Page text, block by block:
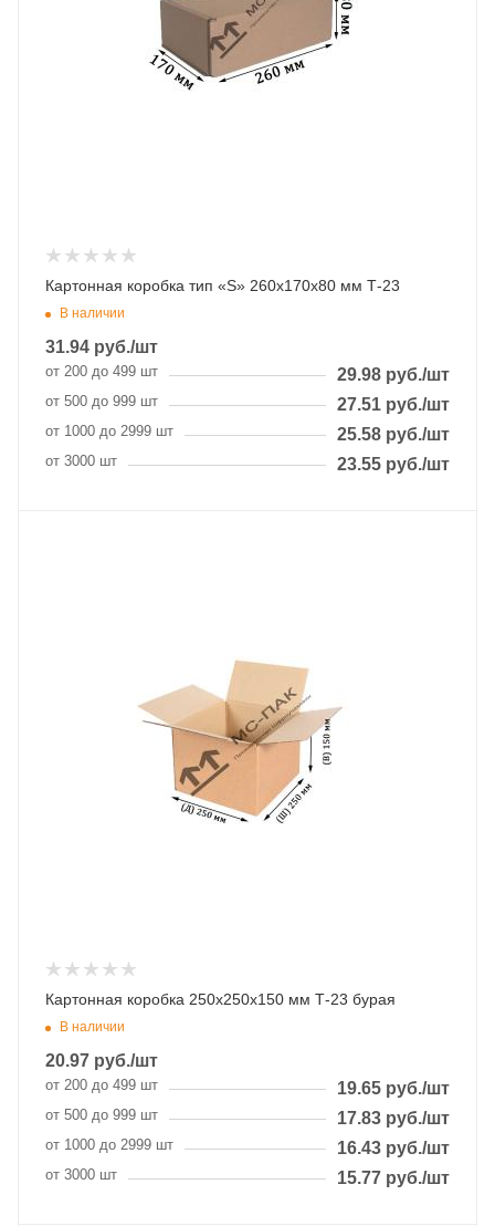
Картонная коробка тип «S» 260х170х80 мм Т-23
В наличии
31.94 руб./шт
от 200 до 499 шт 29.98 руб./шт
от 500 до 999 шт 27.51 руб./шт
от 1000 до 2999 шт 25.58 руб./шт
от 3000 шт 23.55 руб./шт
Картонная коробка 250х250х150 мм Т-23 бурая
В наличии
20.97 руб./шт
от 200 до 499 шт 19.65 руб./шт
от 500 до 999 шт 17.83 руб./шт
от 1000 до 2999 шт 16.43 руб./шт
от 3000 шт 15.77 руб./шт